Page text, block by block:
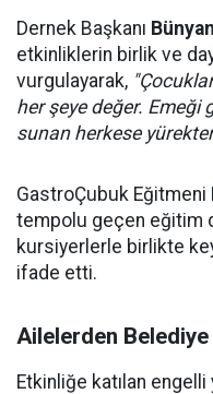
Dernek Başkanı
etkinliklerin birlik ve
vurgulayarak,
her şeye değer. Emeği
sunan herkese
GastroÇubuk Eğitmeni
tempolu geçen eğitim
kursiyerlerle birlikte
ifade etti.
Ailelerden
Etkinliğe katılan engelli